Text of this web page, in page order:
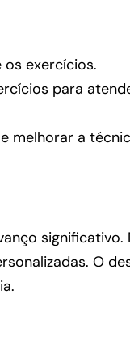
exercícios.
para
melhorar a
significativo.
O